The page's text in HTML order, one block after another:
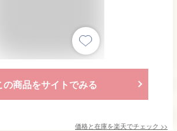
の商品をサイトでみる
価格と在庫を楽天でチェック >>